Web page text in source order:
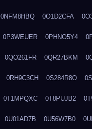
0NFM8HBQ 0O1D2CFA
0P3WEUER 0PHNO5Y4
0QO261FR 0QR27BKM
0RH9C3CH 0S284R8O
0T1MPQXC 0T8PUJB2
0U01AD7B 0U56W7B0